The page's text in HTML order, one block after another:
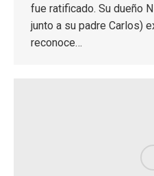
fue ratificado. Su dueño
junto a su padre Carlos)
reconoce…